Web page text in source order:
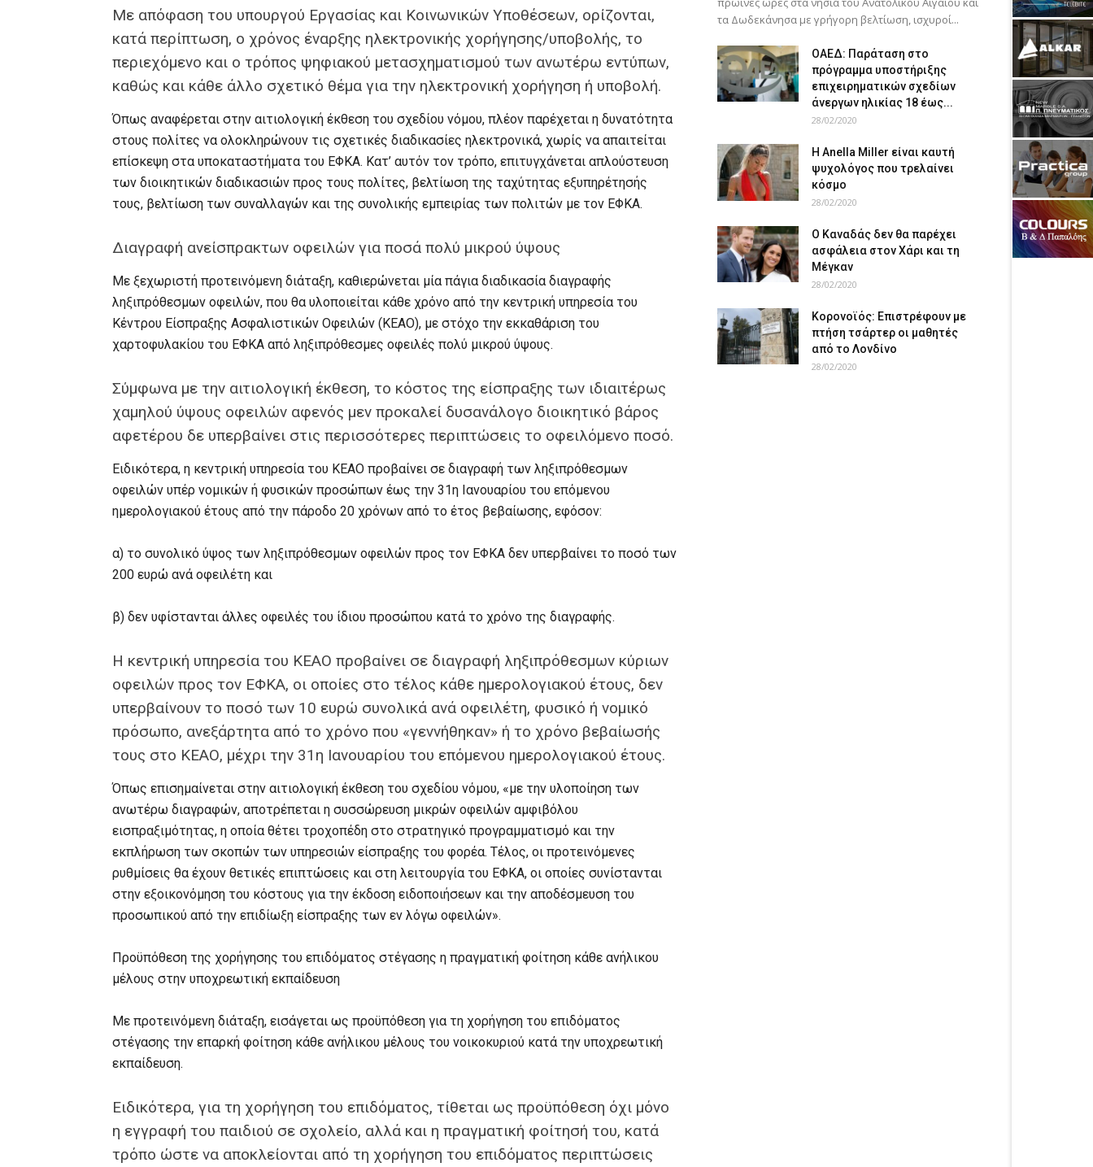
Με απόφαση του υπουργού Εργασίας και Κοινωνικών Υποθέσεων, ορίζονται,
κατά περίπτωση, ο χρόνος έναρξης ηλεκτρονικής χορήγησης/υποβολής, το
περιεχόμενο και ο τρόπος ψηφιακού μετασχηματισμού των ανωτέρω εντύπων,
καθώς και κάθε άλλο σχετικό θέμα για την ηλεκτρονική χορήγηση ή υποβολή.
Όπως αναφέρεται στην αιτιολογική έκθεση του σχεδίου νόμου, πλέον παρέχεται η δυνατότητα
στους πολίτες να ολοκληρώνουν τις σχετικές διαδικασίες ηλεκτρονικά, χωρίς να απαιτείται
επίσκεψη στα υποκαταστήματα του ΕΦΚΑ. Κατ’ αυτόν τον τρόπο, επιτυγχάνεται απλούστευση
των διοικητικών διαδικασιών προς τους πολίτες, βελτίωση της ταχύτητας εξυπηρέτησής
τους, βελτίωση των συναλλαγών και της συνολικής εμπειρίας των πολιτών με τον ΕΦΚΑ.
Διαγραφή ανείσπρακτων οφειλών για ποσά πολύ μικρού ύψους
Με ξεχωριστή προτεινόμενη διάταξη, καθιερώνεται μία πάγια διαδικασία διαγραφής
ληξιπρόθεσμων οφειλών, που θα υλοποιείται κάθε χρόνο από την κεντρική υπηρεσία του
Κέντρου Είσπραξης Ασφαλιστικών Οφειλών (ΚΕΑΟ), με στόχο την εκκαθάριση του
χαρτοφυλακίου του ΕΦΚΑ από ληξιπρόθεσμες οφειλές πολύ μικρού ύψους.
Σύμφωνα με την αιτιολογική έκθεση, το κόστος της είσπραξης των ιδιαιτέρως
χαμηλού ύψους οφειλών αφενός μεν προκαλεί δυσανάλογο διοικητικό βάρος
αφετέρου δε υπερβαίνει στις περισσότερες περιπτώσεις το οφειλόμενο ποσό.
Ειδικότερα, η κεντρική υπηρεσία του ΚΕΑΟ προβαίνει σε διαγραφή των ληξιπρόθεσμων
οφειλών υπέρ νομικών ή φυσικών προσώπων έως την 31η Ιανουαρίου του επόμενου
ημερολογιακού έτους από την πάροδο 20 χρόνων από το έτος βεβαίωσης, εφόσον:
α) το συνολικό ύψος των ληξιπρόθεσμων οφειλών προς τον ΕΦΚΑ δεν υπερβαίνει το ποσό των
200 ευρώ ανά οφειλέτη και
β) δεν υφίστανται άλλες οφειλές του ίδιου προσώπου κατά το χρόνο της διαγραφής.
Η κεντρική υπηρεσία του ΚΕΑΟ προβαίνει σε διαγραφή ληξιπρόθεσμων κύριων
οφειλών προς τον ΕΦΚΑ, οι οποίες στο τέλος κάθε ημερολογιακού έτους, δεν
υπερβαίνουν το ποσό των 10 ευρώ συνολικά ανά οφειλέτη, φυσικό ή νομικό
πρόσωπο, ανεξάρτητα από το χρόνο που «γεννήθηκαν» ή το χρόνο βεβαίωσής
τους στο ΚΕΑΟ, μέχρι την 31η Ιανουαρίου του επόμενου ημερολογιακού έτους.
Όπως επισημαίνεται στην αιτιολογική έκθεση του σχεδίου νόμου, «με την υλοποίηση των
ανωτέρω διαγραφών, αποτρέπεται η συσσώρευση μικρών οφειλών αμφιβόλου
εισπραξιμότητας, η οποία θέτει τροχοπέδη στο στρατηγικό προγραμματισμό και την
εκπλήρωση των σκοπών των υπηρεσιών είσπραξης του φορέα. Τέλος, οι προτεινόμενες
ρυθμίσεις θα έχουν θετικές επιπτώσεις και στη λειτουργία του ΕΦΚΑ, οι οποίες συνίστανται
στην εξοικονόμηση του κόστους για την έκδοση ειδοποιήσεων και την αποδέσμευση του
προσωπικού από την επιδίωξη είσπραξης των εν λόγω οφειλών».
Προϋπόθεση της χορήγησης του επιδόματος στέγασης η πραγματική φοίτηση κάθε ανήλικου
μέλους στην υποχρεωτική εκπαίδευση
Με προτεινόμενη διάταξη, εισάγεται ως προϋπόθεση για τη χορήγηση του επιδόματος
στέγασης την επαρκή φοίτηση κάθε ανήλικου μέλους του νοικοκυριού κατά την υποχρεωτική
εκπαίδευση.
Ειδικότερα, για τη χορήγηση του επιδόματος, τίθεται ως προϋπόθεση όχι μόνο
η εγγραφή του παιδιού σε σχολείο, αλλά και η πραγματική φοίτησή του, κατά
τρόπο ώστε να αποκλείονται από τη χορήγηση του επιδόματος περιπτώσεις
τα Δωδεκάνησα με γρήγορη βελτίωση, ισχυροί...
ΟΑΕΔ: Παράταση στο
πρόγραμμα υποστήριξης
επιχειρηματικών σχεδίων
άνεργων ηλικίας 18 έως...
28/02/2020
Η Anella Miller είναι καυτή
ψυχολόγος που τρελαίνει
κόσμο
28/02/2020
Ο Καναδάς δεν θα παρέχει
ασφάλεια στον Χάρι και τη
Μέγκαν
28/02/2020
Κορονοϊός: Επιστρέφουν με
πτήση τσάρτερ οι μαθητές
από το Λονδίνο
28/02/2020